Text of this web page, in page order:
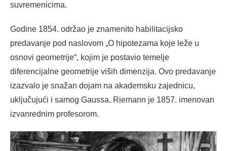
suvremenicima.
Godine 1854. održao je znamenito habilitacijsko
predavanje pod naslovom „O hipotezama koje leže u
osnovi geometrije“, kojim je postavio temelje
diferencijalne geometrije viših dimenzija. Ovo predavanje
izazvalo je snažan dojam na akademsku zajednicu,
uključujući i samog Gaussa. Riemann je 1857. imenovan
izvanrednim profesorom.